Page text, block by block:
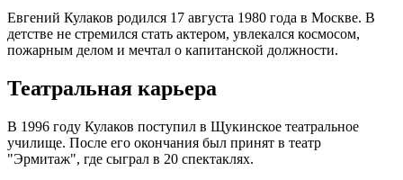
Евгений Кулаков родился 17 августа 1980 года в Москве. В
детстве не стремился стать актером, увлекался космосом,
пожарным делом и мечтал о капитанской должности.
Театральная карьера
В 1996 году Кулаков поступил в Щукинское театральное
училище. После его окончания был принят в театр
"Эрмитаж", где сыграл в 20 спектаклях.